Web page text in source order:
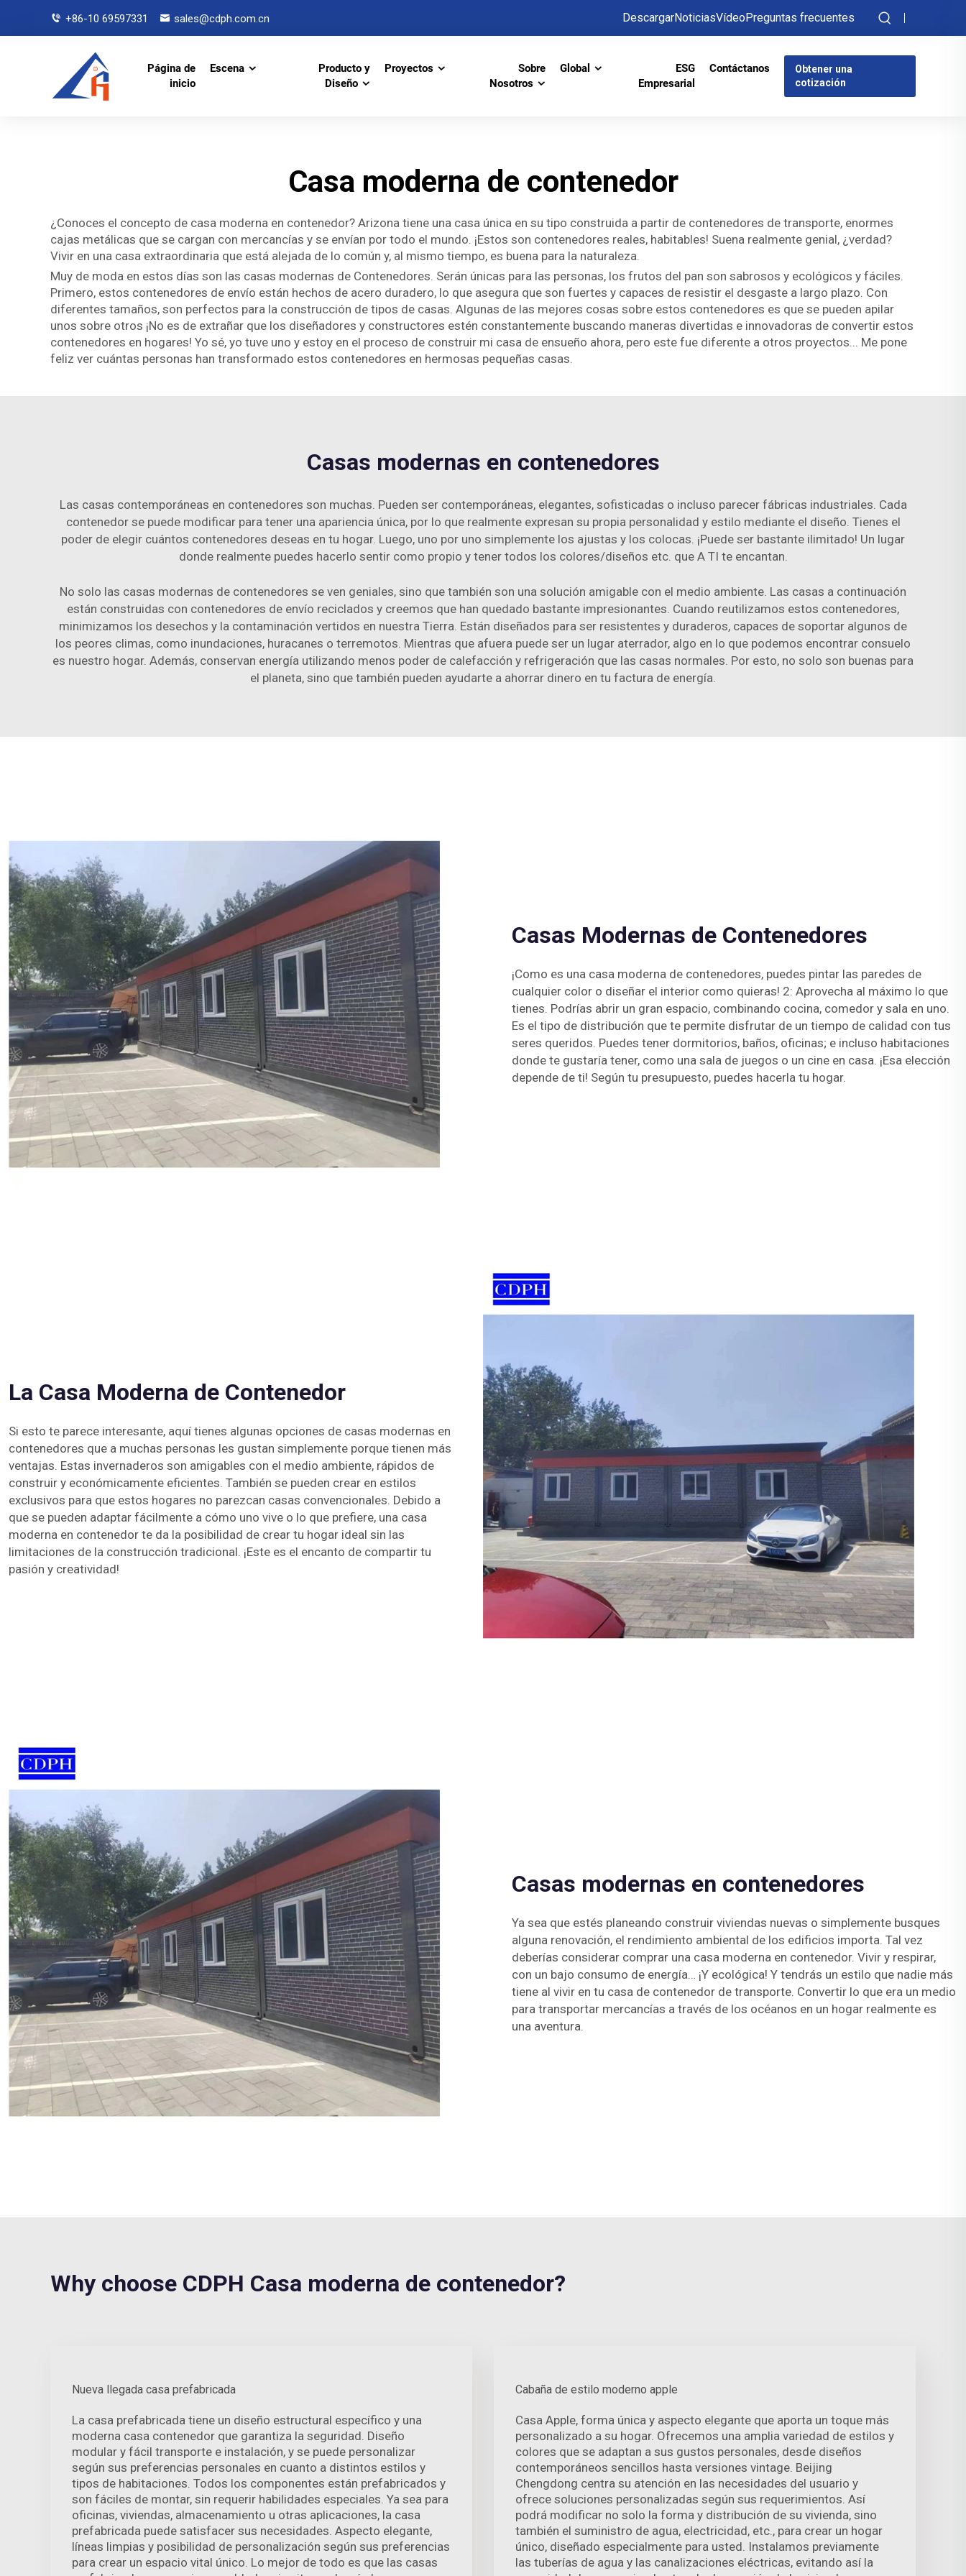
+86-10 69597331 sales@cdph.com.cn DescargarNoticiasVídeoPreguntas frecuentes
Página de
inicio
Escena
Producto y
Diseño
Proyectos
Sobre
Nosotros
Global
ESG
Empresarial
Contáctanos
Obtener una
cotización
Casa moderna de contenedor
¿Conoces el concepto de casa moderna en contenedor? Arizona tiene una casa única en su tipo construida a partir de contenedores de transporte, enormes
cajas metálicas que se cargan con mercancías y se envían por todo el mundo. ¡Estos son contenedores reales, habitables! Suena realmente genial, ¿verdad?
Vivir en una casa extraordinaria que está alejada de lo común y, al mismo tiempo, es buena para la naturaleza.
Muy de moda en estos días son las casas modernas de Contenedores. Serán únicas para las personas, los frutos del pan son sabrosos y ecológicos y fáciles.
Primero, estos contenedores de envío están hechos de acero duradero, lo que asegura que son fuertes y capaces de resistir el desgaste a largo plazo. Con
diferentes tamaños, son perfectos para la construcción de tipos de casas. Algunas de las mejores cosas sobre estos contenedores es que se pueden apilar
unos sobre otros ¡No es de extrañar que los diseñadores y constructores estén constantemente buscando maneras divertidas e innovadoras de convertir estos
contenedores en hogares! Yo sé, yo tuve uno y estoy en el proceso de construir mi casa de ensueño ahora, pero este fue diferente a otros proyectos... Me pone
feliz ver cuántas personas han transformado estos contenedores en hermosas pequeñas casas.
Casas modernas en contenedores
Las casas contemporáneas en contenedores son muchas. Pueden ser contemporáneas, elegantes, sofisticadas o incluso parecer fábricas industriales. Cada
contenedor se puede modificar para tener una apariencia única, por lo que realmente expresan su propia personalidad y estilo mediante el diseño. Tienes el
poder de elegir cuántos contenedores deseas en tu hogar. Luego, uno por uno simplemente los ajustas y los colocas. ¡Puede ser bastante ilimitado! Un lugar
donde realmente puedes hacerlo sentir como propio y tener todos los colores/diseños etc. que A TI te encantan.
No solo las casas modernas de contenedores se ven geniales, sino que también son una solución amigable con el medio ambiente. Las casas a continuación
están construidas con contenedores de envío reciclados y creemos que han quedado bastante impresionantes. Cuando reutilizamos estos contenedores,
minimizamos los desechos y la contaminación vertidos en nuestra Tierra. Están diseñados para ser resistentes y duraderos, capaces de soportar algunos de
los peores climas, como inundaciones, huracanes o terremotos. Mientras que afuera puede ser un lugar aterrador, algo en lo que podemos encontrar consuelo
es nuestro hogar. Además, conservan energía utilizando menos poder de calefacción y refrigeración que las casas normales. Por esto, no solo son buenas para
el planeta, sino que también pueden ayudarte a ahorrar dinero en tu factura de energía.
Casas Modernas de Contenedores
¡Como es una casa moderna de contenedores, puedes pintar las paredes de
cualquier color o diseñar el interior como quieras! 2: Aprovecha al máximo lo que
tienes. Podrías abrir un gran espacio, combinando cocina, comedor y sala en uno.
Es el tipo de distribución que te permite disfrutar de un tiempo de calidad con tus
seres queridos. Puedes tener dormitorios, baños, oficinas; e incluso habitaciones
donde te gustaría tener, como una sala de juegos o un cine en casa. ¡Esa elección
depende de ti! Según tu presupuesto, puedes hacerla tu hogar.
La Casa Moderna de Contenedor
Si esto te parece interesante, aquí tienes algunas opciones de casas modernas en
contenedores que a muchas personas les gustan simplemente porque tienen más
ventajas. Estas invernaderos son amigables con el medio ambiente, rápidos de
construir y económicamente eficientes. También se pueden crear en estilos
exclusivos para que estos hogares no parezcan casas convencionales. Debido a
que se pueden adaptar fácilmente a cómo uno vive o lo que prefiere, una casa
moderna en contenedor te da la posibilidad de crear tu hogar ideal sin las
limitaciones de la construcción tradicional. ¡Este es el encanto de compartir tu
pasión y creatividad!
Casas modernas en contenedores
Ya sea que estés planeando construir viviendas nuevas o simplemente busques
alguna renovación, el rendimiento ambiental de los edificios importa. Tal vez
deberías considerar comprar una casa moderna en contenedor. Vivir y respirar,
con un bajo consumo de energía… ¡Y ecológica! Y tendrás un estilo que nadie más
tiene al vivir en tu casa de contenedor de transporte. Convertir lo que era un medio
para transportar mercancías a través de los océanos en un hogar realmente es
una aventura.
Why choose CDPH Casa moderna de contenedor?
Nueva llegada casa prefabricada
La casa prefabricada tiene un diseño estructural específico y una
moderna casa contenedor que garantiza la seguridad. Diseño
modular y fácil transporte e instalación, y se puede personalizar
según sus preferencias personales en cuanto a distintos estilos y
tipos de habitaciones. Todos los componentes están prefabricados y
son fáciles de montar, sin requerir habilidades especiales. Ya sea para
oficinas, viviendas, almacenamiento u otras aplicaciones, la casa
prefabricada puede satisfacer sus necesidades. Aspecto elegante,
líneas limpias y posibilidad de personalización según sus preferencias
para crear un espacio vital único. Lo mejor de todo es que las casas
Cabaña de estilo moderno apple
Casa Apple, forma única y aspecto elegante que aporta un toque más
personalizado a su hogar. Ofrecemos una amplia variedad de estilos y
colores que se adaptan a sus gustos personales, desde diseños
contemporáneos sencillos hasta versiones vintage. Beijing
Chengdong centra su atención en las necesidades del usuario y
ofrece soluciones personalizadas según sus requerimientos. Así
podrá modificar no solo la forma y distribución de su vivienda, sino
también el suministro de agua, electricidad, etc., para crear un hogar
único, diseñado especialmente para usted. Instalamos previamente
las tuberías de agua y las canalizaciones eléctricas, evitando así la